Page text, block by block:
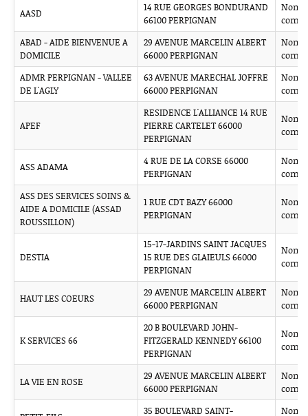
AASD
14 RUE GEORGES BONDURAND
66100 PERPIGNAN
Non
ABAD - AIDE BIENVENUE A
DOMICILE
29 AVENUE MARCELIN ALBERT
66000 PERPIGNAN
Non
ADMR PERPIGNAN - VALLEE
DE L'AGLY
63 AVENUE MARECHAL JOFFRE
66000 PERPIGNAN
Non
APEF
RESIDENCE L'ALLIANCE 14 RUE
PIERRE CARTELET 66000
PERPIGNAN
Non
ASS ADAMA
4 RUE DE LA CORSE 66000
PERPIGNAN
Non
ASS DES SERVICES SOINS &
AIDE A DOMICILE (ASSAD
ROUSSILLON)
1 RUE CDT BAZY 66000
PERPIGNAN
Non
DESTIA
15-17-JARDINS SAINT JACQUES
15 RUE DES GLAIEULS 66000
PERPIGNAN
Non
HAUT LES COEURS
29 AVENUE MARCELIN ALBERT
66000 PERPIGNAN
Non
K SERVICES 66
20 B BOULEVARD JOHN-
FITZGERALD KENNEDY 66100
PERPIGNAN
Non
LA VIE EN ROSE
29 AVENUE MARCELIN ALBERT
66000 PERPIGNAN
Non
35 BOULEVARD SAINT-
Non